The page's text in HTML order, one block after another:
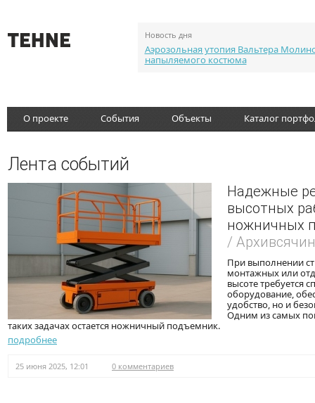
Новость дня
Аэрозольная утопия Вальтера
напыляемого костюма
О проекте События Объекты Каталог
Лента событий
Надежные
высотных
ножничных
/
При выполнении
монтажных или
высоте требуется
оборудование,
удобство, но и
Одним из самых
таких задачах остается ножничный подъемник.
подробнее
25 июня 2025, 12:01 0 комментариев